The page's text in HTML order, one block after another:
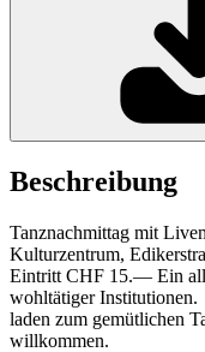
Beschreibung
Tanznachmittag mit
Kulturzentrum,
Eintritt CHF 15.— Ein
wohltätiger
laden zum gemütlichen
willkommen.